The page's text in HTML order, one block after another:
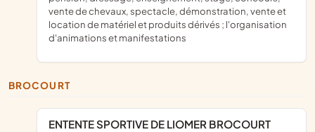
vente de chevaux, spectacle, démonstration, vente et
location de matériel et produits dérivés ; l'organisation
d'animations et manifestations
BROCOURT
ENTENTE SPORTIVE DE LIOMER BROCOURT